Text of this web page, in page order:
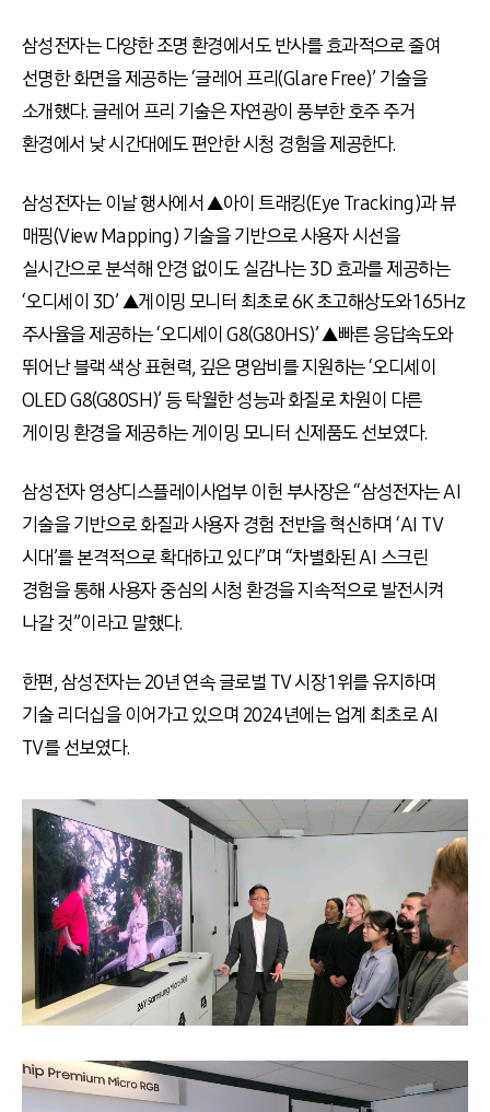
삼성전자는 다양한 조명 환경에서도 반사를 효과적으로 줄여
선명한 화면을 제공하는 ‘글레어 프리(Glare Free)’ 기술을
소개했다. 글레어 프리 기술은 자연광이 풍부한 호주 주거
환경에서 낮 시간대에도 편안한 시청 경험을 제공한다.
삼성전자는 이날 행사에서 ▲아이 트래킹(Eye Tracking)과 뷰
매핑(View Mapping) 기술을 기반으로 사용자 시선을
실시간으로 분석해 안경 없이도 실감나는 3D 효과를 제공하는
‘오디세이 3D’ ▲게이밍 모니터 최초로 6K 초고해상도와 165Hz
주사율을 제공하는 ‘오디세이 G8(G80HS)’ ▲빠른 응답속도와
뛰어난 블랙 색상 표현력, 깊은 명암비를 지원하는 ‘오디세이
OLED G8(G80SH)’ 등 탁월한 성능과 화질로 차원이 다른
게이밍 환경을 제공하는 게이밍 모니터 신제품도 선보였다.
삼성전자 영상디스플레이사업부 이헌 부사장은 “삼성전자는 AI
기술을 기반으로 화질과 사용자 경험 전반을 혁신하며 ‘AI TV
시대’를 본격적으로 확대하고 있다”며 “차별화된 AI 스크린
경험을 통해 사용자 중심의 시청 환경을 지속적으로 발전시켜
나갈 것”이라고 말했다.
한편, 삼성전자는 20년 연속 글로벌 TV 시장 1위를 유지하며
기술 리더십을 이어가고 있으며 2024년에는 업계 최초로 AI
TV를 선보였다.